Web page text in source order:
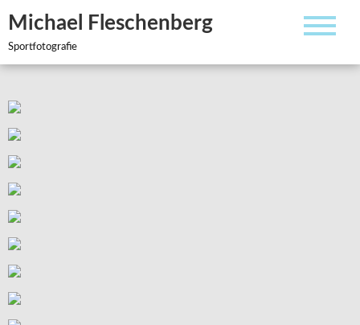
Inhalt
springen
Michael Fleschenberg
Sportfotografie